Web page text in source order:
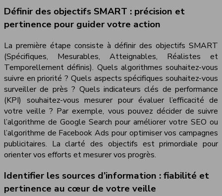
Définir des objectifs SMART : précision et
pertinence pour guider votre action
La première étape consiste à définir des objectifs SMART
(Spécifiques, Mesurables, Atteignables, Réalistes et
Temporellement définis). Quels algorithmes souhaitez-vous
suivre en priorité ? Quels aspects spécifiques souhaitez-vous
surveiller de près ? Quels indicateurs clés de performance
(KPI) souhaitez-vous mesurer pour évaluer l’efficacité de
votre veille ? Par exemple, vous pouvez décider de suivre
l’algorithme de Google Search pour améliorer votre SEO ou
l’algorithme de Facebook Ads pour optimiser vos campagnes
publicitaires. La clarté des objectifs est primordiale pour
orienter vos efforts et mesurer vos progrès.
Identifier les sources d’information : fiabilité et
pertinence au cœur de votre veille